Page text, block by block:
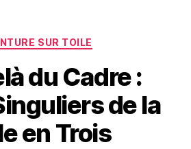
Catégories
SUR TOILE
du Cadre :
de la
en Trois